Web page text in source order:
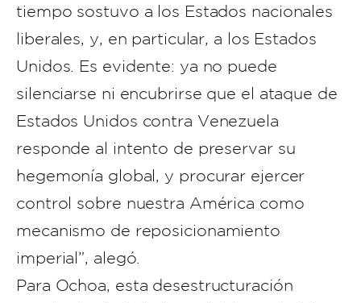
tiempo sostuvo a los Estados nacionales
liberales, y, en particular, a los Estados
Unidos. Es evidente: ya no puede
silenciarse ni encubrirse que el ataque de
Estados Unidos contra Venezuela
responde al intento de preservar su
hegemonía global, y procurar ejercer
control sobre nuestra América como
mecanismo de reposicionamiento
imperial”, alegó.
Para Ochoa, esta desestructuración